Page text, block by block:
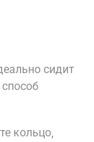
сидит
кольцо‚